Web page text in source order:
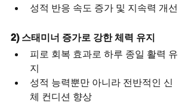
성적 반응 속도 증가 및 지속력 개선
2) 스태미너 증가로 강한 체력 유지
피로 회복 효과로 하루 종일 활력 유
지
성적 능력뿐만 아니라 전반적인 신
체 컨디션 향상